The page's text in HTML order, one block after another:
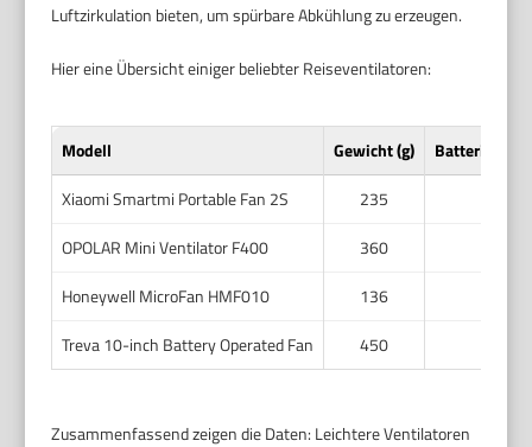
Luftzirkulation bieten, um spürbare Abkühlung zu erzeugen.
Hier eine Übersicht einiger beliebter Reiseventilatoren:
Modell Gewicht (g)
Xiaomi Smartmi Portable Fan 2S
235
OPOLAR Mini Ventilator F400
360
Honeywell MicroFan HMF010
136
Treva 10-inch Battery Operated Fan
450
Zusammenfassend zeigen die Daten: Leichtere Ventilatoren